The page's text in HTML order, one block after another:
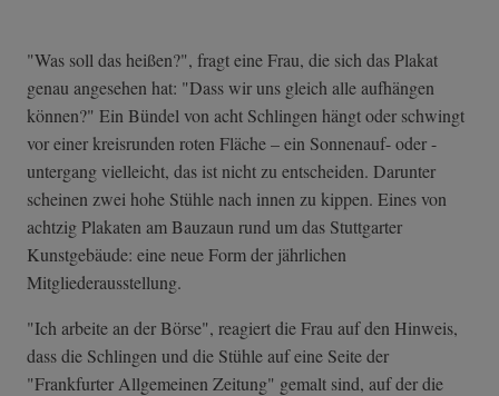
"Was soll das heißen?", fragt eine Frau, die sich das Plakat
genau angesehen hat: "Dass wir uns gleich alle aufhängen
können?" Ein Bündel von acht Schlingen hängt oder schwingt
vor einer kreisrunden roten Fläche – ein Sonnenauf- oder -
untergang vielleicht, das ist nicht zu entscheiden. Darunter
scheinen zwei hohe Stühle nach innen zu kippen. Eines von
achtzig Plakaten am Bauzaun rund um das Stuttgarter
Kunstgebäude: eine neue Form der jährlichen
Mitgliederausstellung.
"Ich arbeite an der Börse", reagiert die Frau auf den Hinweis,
dass die Schlingen und die Stühle auf eine Seite der
"Frankfurter Allgemeinen Zeitung" gemalt sind, auf der die